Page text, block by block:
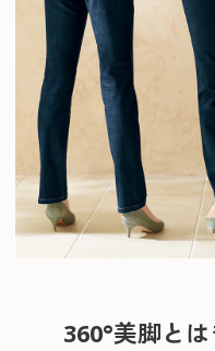
360°美脚と